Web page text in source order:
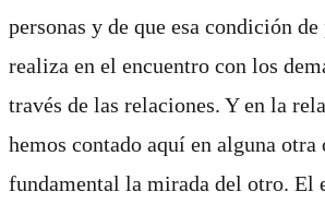
personas y de que esa condición de
realiza en el encuentro con los
través de las relaciones. Y en la
hemos contado aquí en alguna otra
fundamental la mirada del otro. El